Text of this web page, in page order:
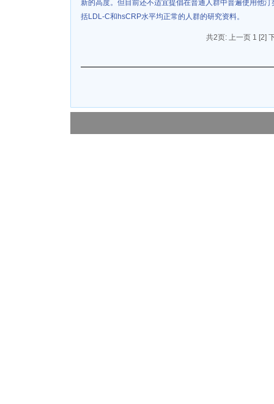
新的高度。但目前还不适宜提倡在普通人群中普遍使用他
括LDL-C和hsCRP水平均正常的人群的研究资料。
共2页: 上一页 1 [2]